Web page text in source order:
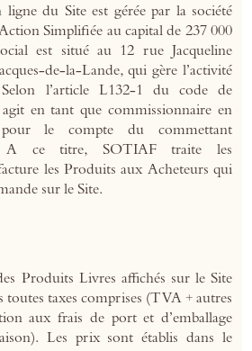
ligne du Site est gérée par la société
Simplifiée au capital de 237 000
est situé au 12 rue Jacqueline
de-la-Lande, qui gère l’activité
l’article L132-1 du code de
en tant que commissionnaire en
le compte du commettant
A ce titre, SOTIAF traite les
les Produits aux Acheteurs qui
sur le Site.
Produits Livres affichés sur le Site
toutes taxes comprises (TVA + autres
aux frais de port et d’emballage
Les prix sont établis dans le